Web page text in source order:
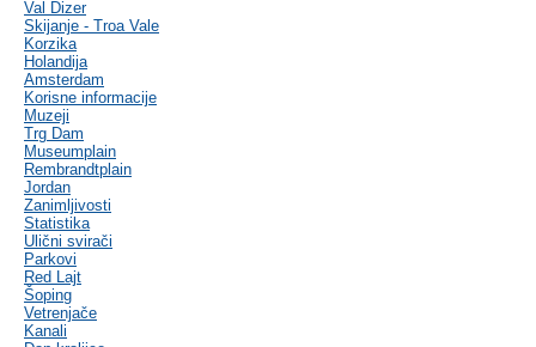
Val Dizer
Skijanje - Troa Vale
Korzika
Holandija
Amsterdam
Korisne informacije
Muzeji
Trg Dam
Museumplain
Rembrandtplain
Jordan
Zanimljivosti
Statistika
Ulični svirači
Parkovi
Red Lajt
Šoping
Vetrenjače
Kanali